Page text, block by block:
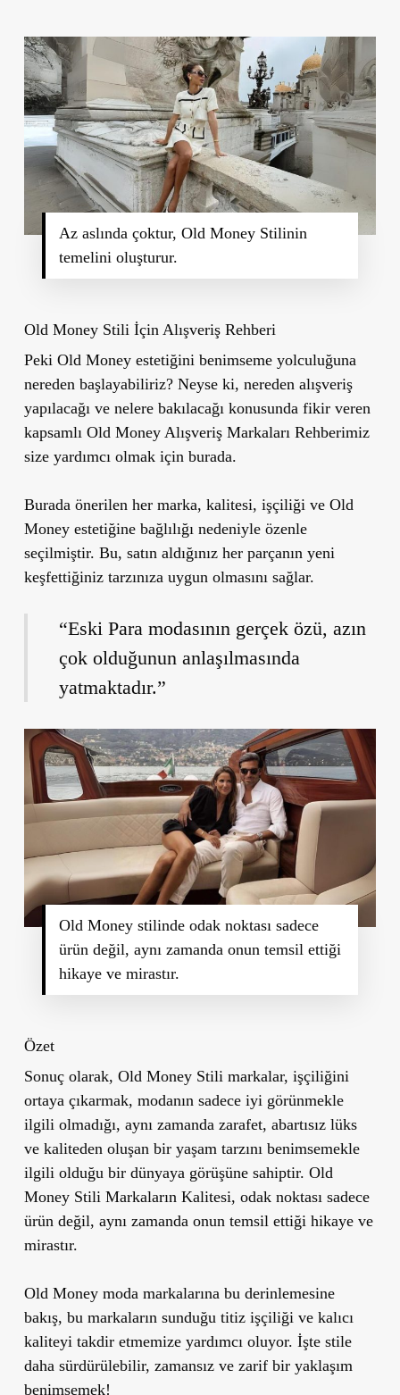
Az aslında çoktur, Old Money Stilinin
temelini oluşturur.
Old Money Stili İçin Alışveriş Rehberi
Peki Old Money estetiğini benimseme yolculuğuna
nereden başlayabiliriz? Neyse ki, nereden alışveriş
yapılacağı ve nelere bakılacağı konusunda fikir veren
kapsamlı Old Money Alışveriş Markaları Rehberimiz
size yardımcı olmak için burada.
Burada önerilen her marka, kalitesi, işçiliği ve Old
Money estetiğine bağlılığı nedeniyle özenle
seçilmiştir. Bu, satın aldığınız her parçanın yeni
keşfettiğiniz tarzınıza uygun olmasını sağlar.
“Eski Para modasının gerçek özü, azın
çok olduğunun anlaşılmasında
yatmaktadır.”
Old Money stilinde odak noktası sadece
ürün değil, aynı zamanda onun temsil ettiği
hikaye ve mirastır.
Özet
Sonuç olarak, Old Money Stili markalar, işçiliğini
ortaya çıkarmak, modanın sadece iyi görünmekle
ilgili olmadığı, aynı zamanda zarafet, abartısız lüks
ve kaliteden oluşan bir yaşam tarzını benimsemekle
ilgili olduğu bir dünyaya görüşüne sahiptir. Old
Money Stili Markaların Kalitesi, odak noktası sadece
ürün değil, aynı zamanda onun temsil ettiği hikaye ve
mirastır.
Old Money moda markalarına bu derinlemesine
bakış, bu markaların sunduğu titiz işçiliği ve kalıcı
kaliteyi takdir etmemize yardımcı oluyor. İşte stile
daha sürdürülebilir, zamansız ve zarif bir yaklaşım
benimsemek!